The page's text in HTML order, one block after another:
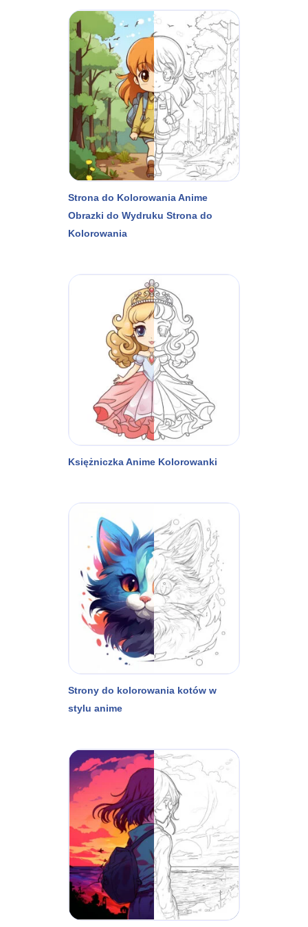
Strona do Kolorowania Anime
Obrazki do Wydruku Strona do
Kolorowania
Księżniczka Anime Kolorowanki
Strony do kolorowania kotów w
stylu anime